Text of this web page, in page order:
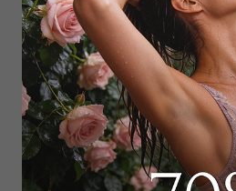
WILD ORCHID
Шорты